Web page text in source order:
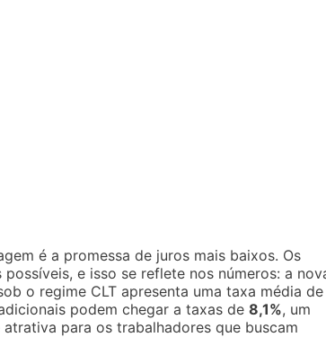
é a promessa de juros mais baixos. Os
e isso se reflete nos números: a
o regime CLT apresenta uma taxa média de
podem chegar a taxas de 8,1%, um
para os trabalhadores que buscam